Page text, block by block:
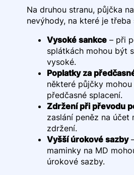
Na druhou stranu, půjčka
nevýhody, na které je
Vysoké sankce– při
splátkách mohou být
vysoké.
Poplatky za
některé půjčky
předčasné splacení.
Zdržení při převodu
zaslání peněz na účet
zdržení.
Vyšší úrokové sazby
maminky na MD
úrokové sazby.